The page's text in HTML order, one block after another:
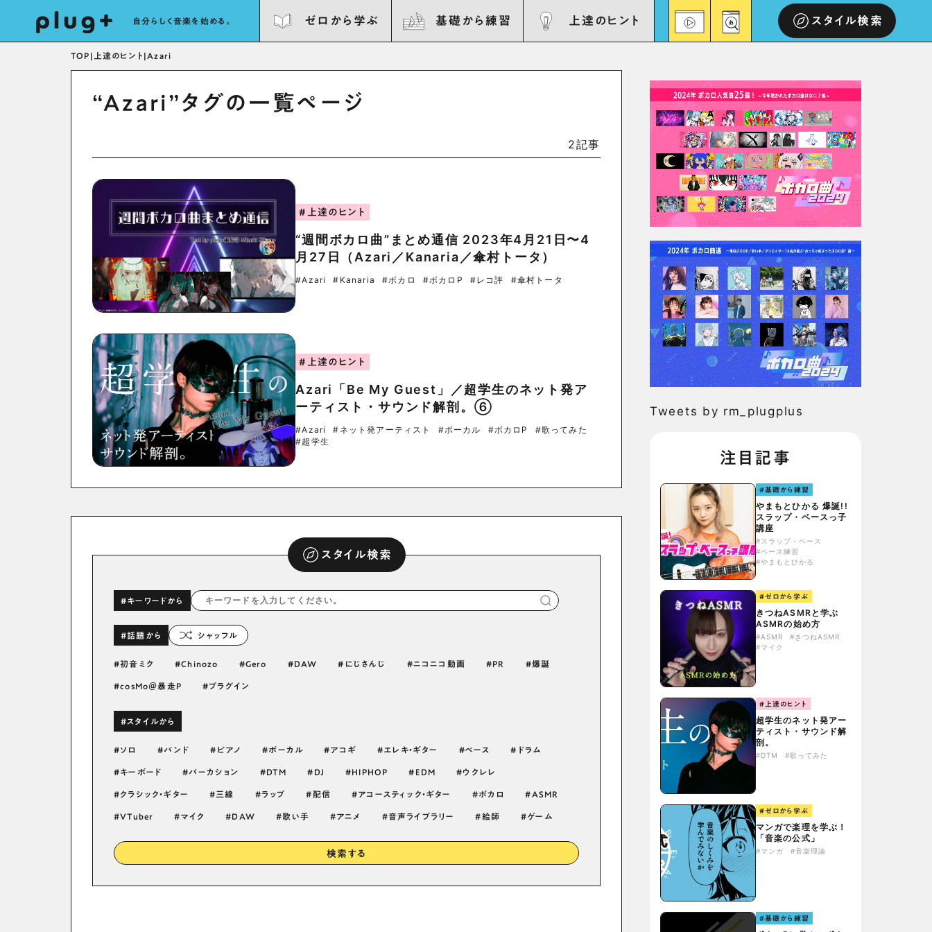
自分らしく音楽を始める。 ゼロから学ぶ 基礎から練習 上達のヒント スタイル検索
TOP | 上達のヒント | Azari
“Azari”タグの一覧ページ
2記事
#上達のヒント
“週間ボカロ曲”まとめ通信 2023年4月21日〜4
月27日（Azari／Kanaria／傘村トータ）
#Azari #Kanaria #ボカロ #ボカロP #レコ評 #傘村トータ
#上達のヒント
Azari「Be My Guest」／超学生のネット発ア
ーティスト・サウンド解剖。⑥
#Azari #ネット発アーティスト #ボーカル #ボカロP
#歌ってみた
#超学生
スタイル検索
#キーワードから
#話題から シャッフル
初音ミク Chinozo Gero DAW にじさんじ ニコニコ動画 PR 爆誕
cosMo＠暴走P プラグイン
#スタイルから
ソロ バンド ピアノ ボーカル アコギ エレキ・ギター ベース ドラム
キーボード パーカション DTM DJ HIPHOP EDM ウクレレ
クラシック・ギター 三線 ラップ 配信 アコースティック・ギター ボカロ ASMR
VTuber マイク DAW 歌い手 アニメ 音声ライブラリー 絵師 ゲーム
検索する
Tweets by rm_plugplus
注目記事
#基礎から練習
やまもとひかる 爆誕!!
スラップ・ベースっ子
講座
#スラップ・ベース
#ベース練習
#やまもとひかる
#ゼロから学ぶ
きつねASMRと学ぶ
ASMRの始め方
#ASMR
#きつねASMR
#マイク
#上達のヒント
超学生のネット発アー
ティスト・サウンド解
剖。
#DTM #歌ってみた
#ゼロから学ぶ
マンガで楽理を学ぶ！
「音楽の公式」
#マンガ #音楽理論
#基礎から練習